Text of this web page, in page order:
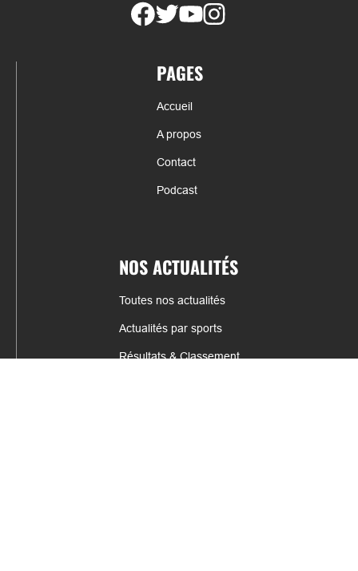
PAGES
Accueil
A propos
Contact
Podcast
NOS ACTUALITÉS
Toutes nos actualités
Actualités par sports
Résultats & Classement